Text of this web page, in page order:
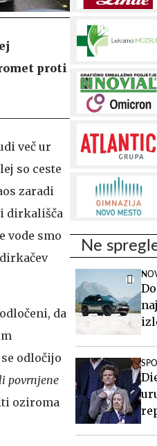
proti
več ur
so ceste
zaradi
dirkališča
vode smo
da
odločijo
povrnjene
oziroma
Ne